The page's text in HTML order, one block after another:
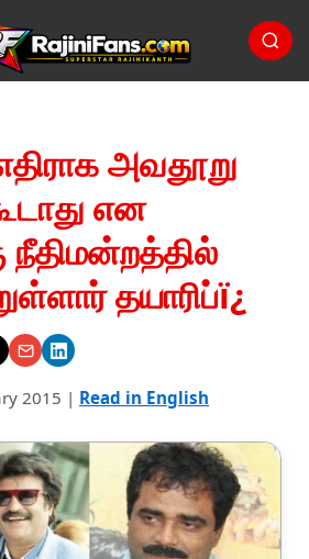
அவதூறு
என
நீதிமன்றத்தில்
தயாரிப்ï¿
2015 | Read in English